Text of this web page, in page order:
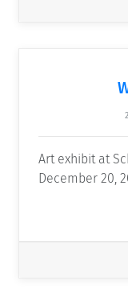
Art exhibit at
December 20,